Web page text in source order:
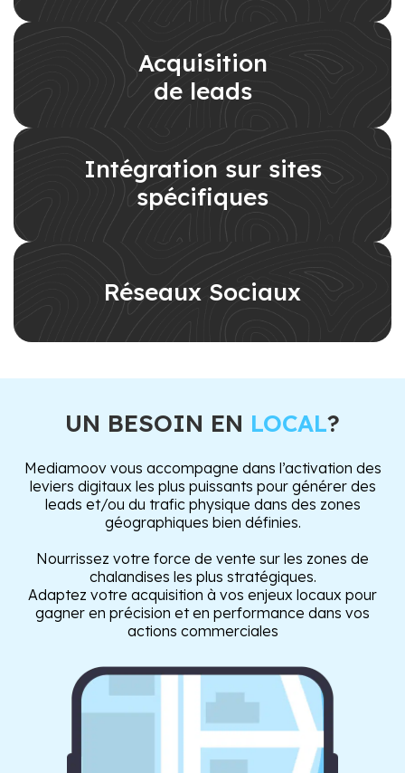
Acquisition
de leads
Intégration sur sites
spécifiques
Réseaux Sociaux
UN BESOIN EN LOCAL?
Mediamoov vous accompagne dans l’activation des
leviers digitaux les plus puissants pour générer des
leads et/ou du trafic physique dans des zones
géographiques bien définies.
Nourrissez votre force de vente sur les zones de
chalandises les plus stratégiques.
Adaptez votre acquisition à vos enjeux locaux pour
gagner en précision et en performance dans vos
actions commerciales